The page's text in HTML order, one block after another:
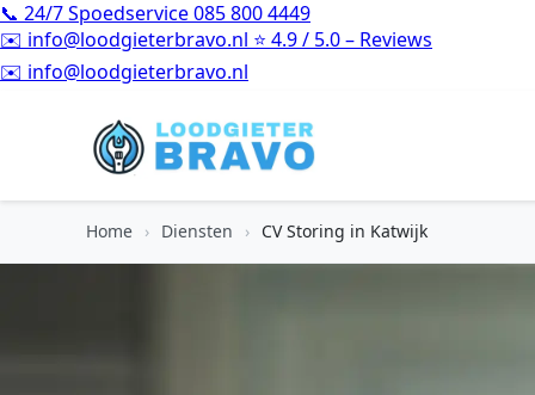
📞 24/7 Spoedservice085 800 4449
✉️ info@loodgieterbravo.nl ⭐ 4.9 / 5.0 – Reviews
⭐4.9 / 5.0 – Reviews
Home › Diensten › CV Storing in Katwijk